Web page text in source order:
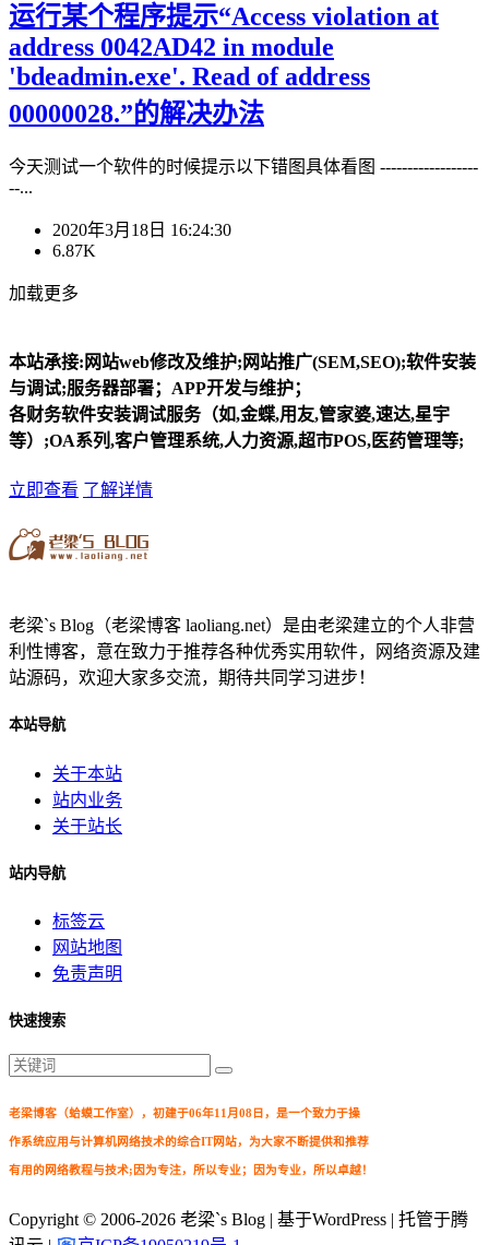
运行某个程序提示“Access violation at
address 0042AD42 in module
'bdeadmin.exe'. Read of address
00000028.”的解决办法
今天测试一个软件的时候提示以下错图具体看图 ------------------
--...
2020年3月18日 16:24:30
6.87K
加载更多
本站承接:网站web修改及维护;网站推广(SEM,SEO);软件安装
与调试;服务器部署；APP开发与维护；
各财务软件安装调试服务（如,金蝶,用友,管家婆,速达,星宇
等）;OA系列,客户管理系统,人力资源,超市POS,医药管理等;
立即查看 了解详情
老梁`s Blog（老梁博客 laoliang.net）是由老梁建立的个人非营
利性博客，意在致力于推荐各种优秀实用软件，网络资源及建
站源码，欢迎大家多交流，期待共同学习进步！
本站导航
关于本站
站内业务
关于站长
站内导航
标签云
网站地图
免责声明
快速搜索
老梁博客（蛤蟆工作室），初建于06年11月08日，是一个致力于操
作系统应用与计算机网络技术的综合IT网站，为大家不断提供和推荐
有用的网络教程与技术;因为专注，所以专业；因为专业，所以卓越！
Copyright © 2006-2026 老梁`s Blog | 基于WordPress | 托管于腾